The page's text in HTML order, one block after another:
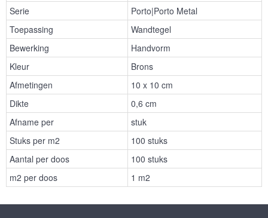
Serie
Porto|Porto Metal
Toepassing
Wandtegel
Bewerking
Handvorm
Kleur
Brons
Afmetingen
10 x 10 cm
Dikte
0,6 cm
Afname per
stuk
Stuks per m2
100 stuks
Aantal per doos
100 stuks
m2 per doos
1 m2